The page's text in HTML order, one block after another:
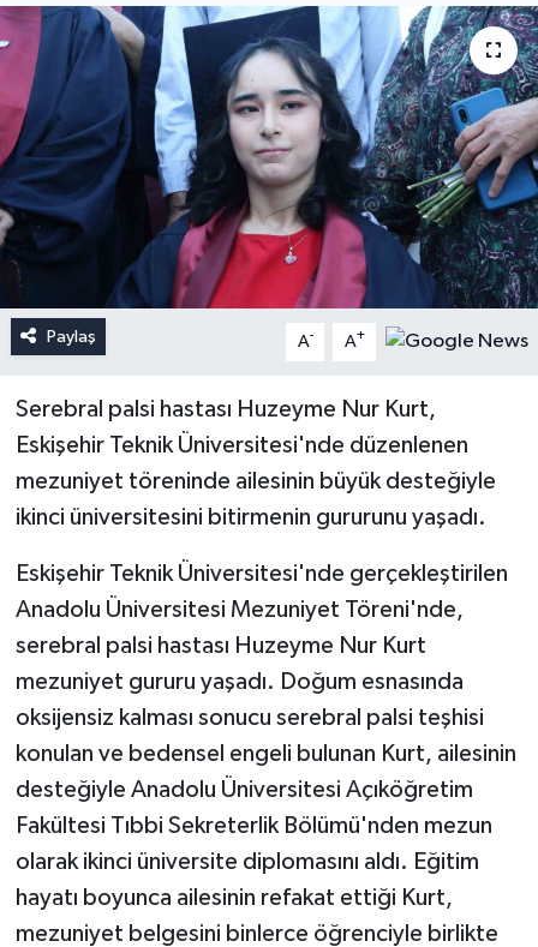
Paylaş A- A+
Serebral palsi hastası Huzeyme Nur Kurt,
Eskişehir Teknik Üniversitesi'nde düzenlenen
mezuniyet töreninde ailesinin büyük desteğiyle
ikinci üniversitesini bitirmenin gururunu yaşadı.
Eskişehir Teknik Üniversitesi'nde gerçekleştirilen
Anadolu Üniversitesi Mezuniyet Töreni'nde,
serebral palsi hastası Huzeyme Nur Kurt
mezuniyet gururu yaşadı. Doğum esnasında
oksijensiz kalması sonucu serebral palsi teşhisi
konulan ve bedensel engeli bulunan Kurt, ailesinin
desteğiyle Anadolu Üniversitesi Açıköğretim
Fakültesi Tıbbi Sekreterlik Bölümü'nden mezun
olarak ikinci üniversite diplomasını aldı. Eğitim
hayatı boyunca ailesinin refakat ettiği Kurt,
mezuniyet belgesini binlerce öğrenciyle birlikte